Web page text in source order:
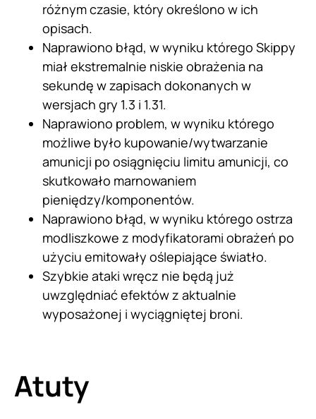
różnym czasie, który określono w ich
opisach.
Naprawiono błąd, w wyniku którego Skippy
miał ekstremalnie niskie obrażenia na
sekundę w zapisach dokonanych w
wersjach gry 1.3 i 1.31.
Naprawiono problem, w wyniku którego
możliwe było kupowanie/wytwarzanie
amunicji po osiągnięciu limitu amunicji, co
skutkowało marnowaniem
pieniędzy/komponentów.
Naprawiono błąd, w wyniku którego ostrza
modliszkowe z modyfikatorami obrażeń po
użyciu emitowały oślepiające światło.
Szybkie ataki wręcz nie będą już
uwzględniać efektów z aktualnie
wyposażonej i wyciągniętej broni.
Atuty